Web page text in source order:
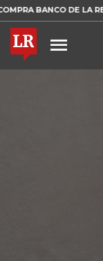
DE LA REPÚBLICA